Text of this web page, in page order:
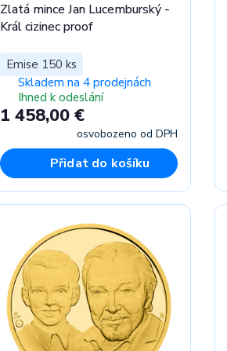
Zlatá mince Jan Lucemburský -
Král cizinec proof
Emise 150 ks
Skladem na 4 prodejnách
Ihned k odeslání
1 458,00 €
osvobozeno od DPH
Přidat do košíku